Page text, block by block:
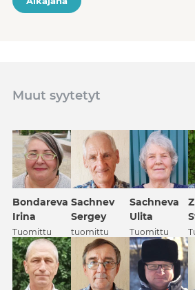
Muut syytetyt
Bondareva
Irina
Tuomittu
Sachnev
Sergey
tuomittu
Sachneva
Ulita
Tuomittu